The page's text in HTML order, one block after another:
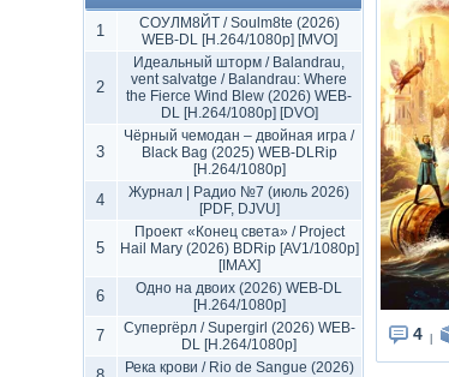
1
СОУЛМ8ЙТ / Soulm8te (2026)
WEB-DL [H.264/1080p] [MVO]
2
Идеальный шторм / Balandrau,
vent salvatge / Balandrau: Where
the Fierce Wind Blew (2026) WEB-
DL [H.264/1080p] [DVO]
3
Чёрный чемодан – двойная игра /
Black Bag (2025) WEB-DLRip
[H.264/1080p]
4
Журнал | Радио №7 (июль 2026)
[PDF, DJVU]
5
Проект «Конец света» / Project
Hail Mary (2026) BDRip [AV1/1080p]
[IMAX]
6
Одно на двоих (2026) WEB-DL
[H.264/1080p]
7
Супергёрл / Supergirl (2026) WEB-
DL [H.264/1080p]
Река крови / Rio de Sangue (2026)
4